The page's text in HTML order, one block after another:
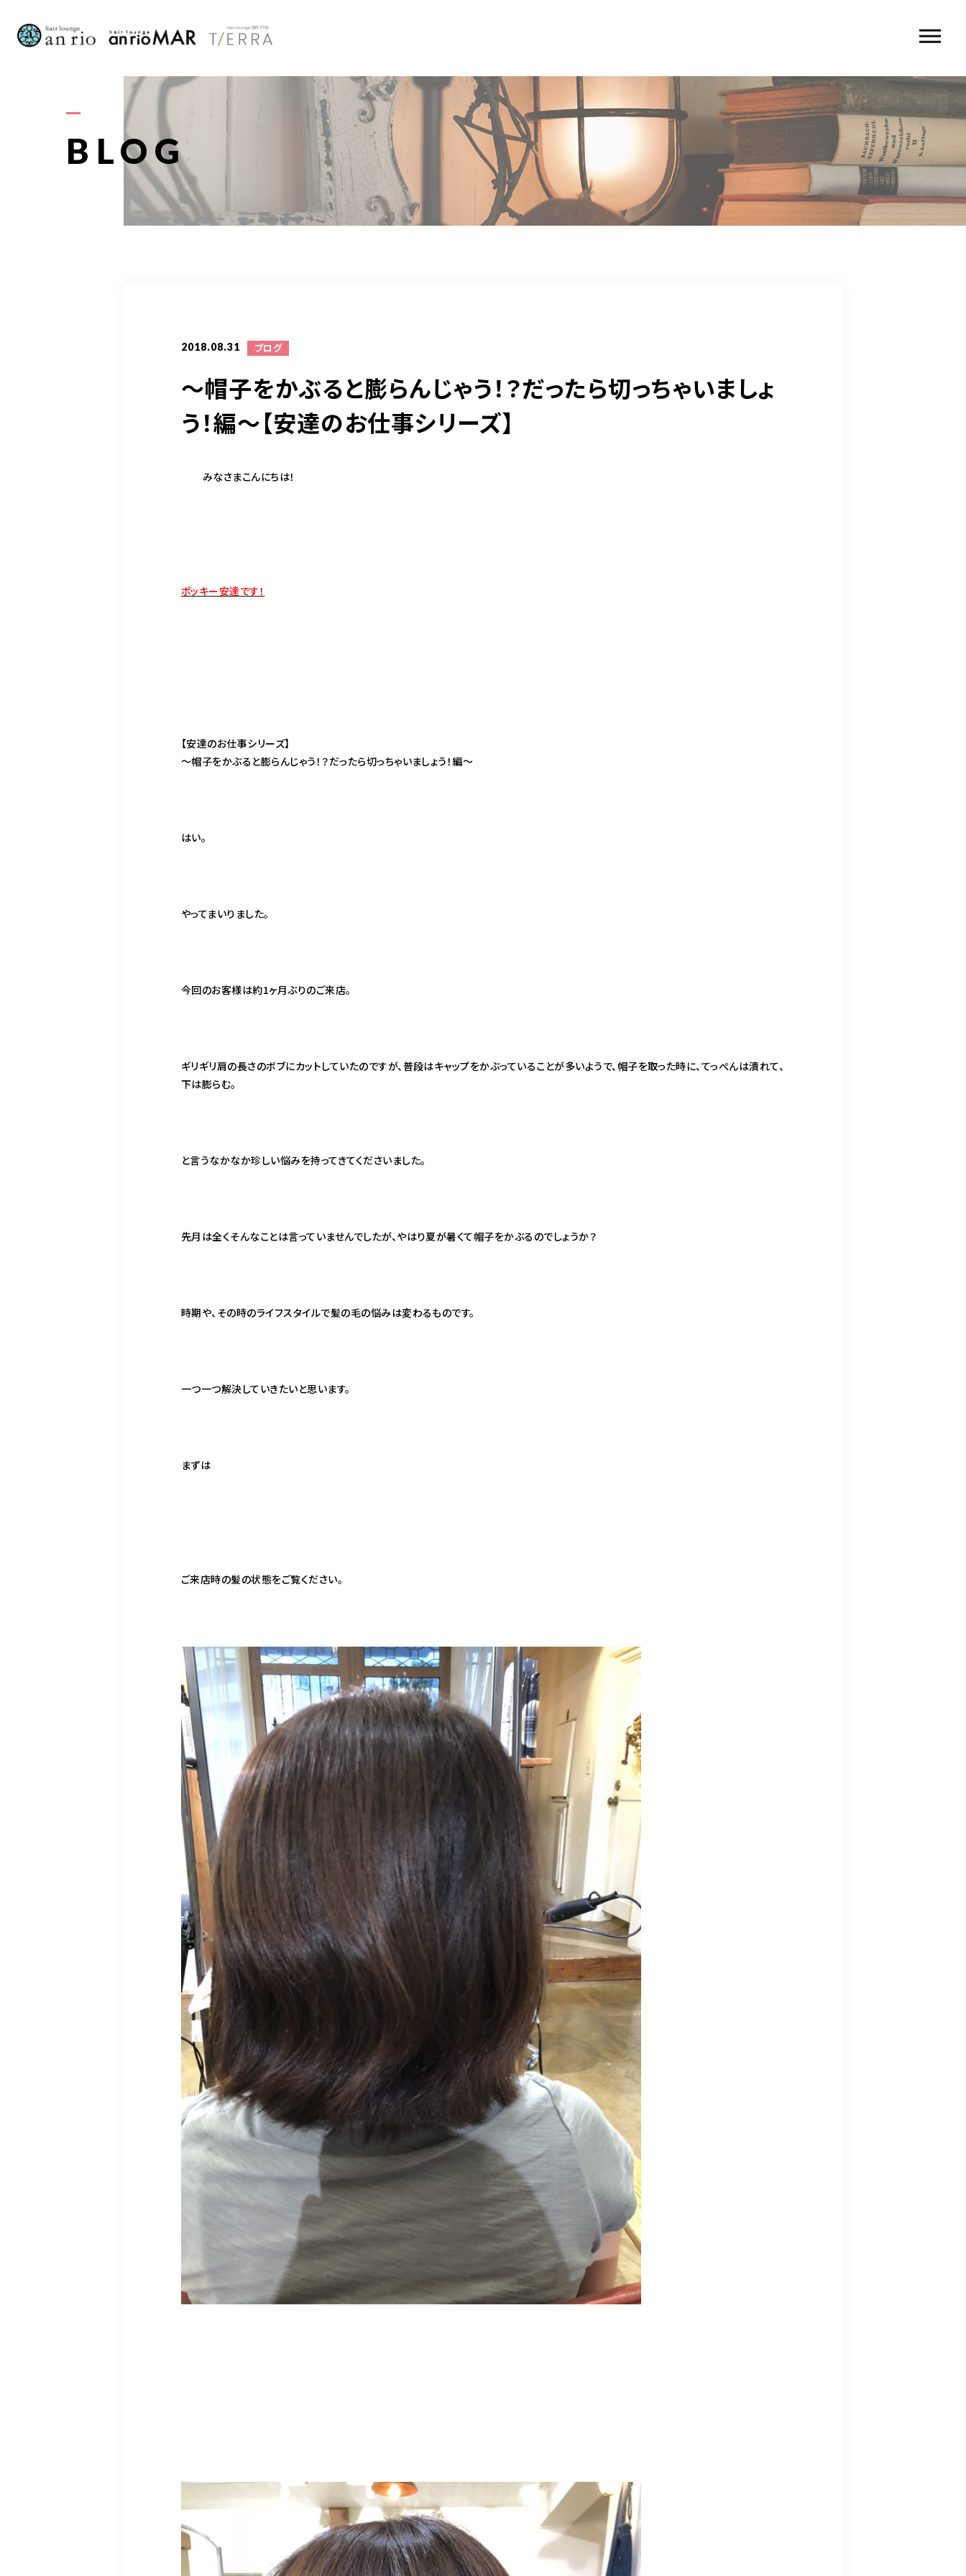
BLOG
2018.08.31 ブログ
〜帽子をかぶると膨らんじゃう！？だったら切っちゃいましょ
う！編〜【安達のお仕事シリーズ】
みなさまこんにちは！
ポッキー安達です！
【安達のお仕事シリーズ】
〜帽子をかぶると膨らんじゃう！？だったら切っちゃいましょう！編〜
はい。
やってまいりました。
今回のお客様は約1ヶ月ぶりのご来店。
ギリギリ肩の長さのボブにカットしていたのですが、普段はキャップをかぶっていることが多いようで、帽子を取った時に、てっぺんは潰れて、
下は膨らむ。
と言うなかなか珍しい悩みを持ってきてくださいました。
先月は全くそんなことは言っていませんでしたが、やはり夏が暑くて帽子をかぶるのでしょうか？
時期や、その時のライフスタイルで髪の毛の悩みは変わるものです。
一つ一つ解決していきたいと思います。
まずは
ご来店時の髪の状態をご覧ください。
ABOUT US
MENU
STYLE
STAFF〈an rio〉
STAFF〈anrio MAR〉
STAFF〈anrio TIERRA〉
098-943-5969
【an rio】営業時間 10:00～19:00（日月除く）